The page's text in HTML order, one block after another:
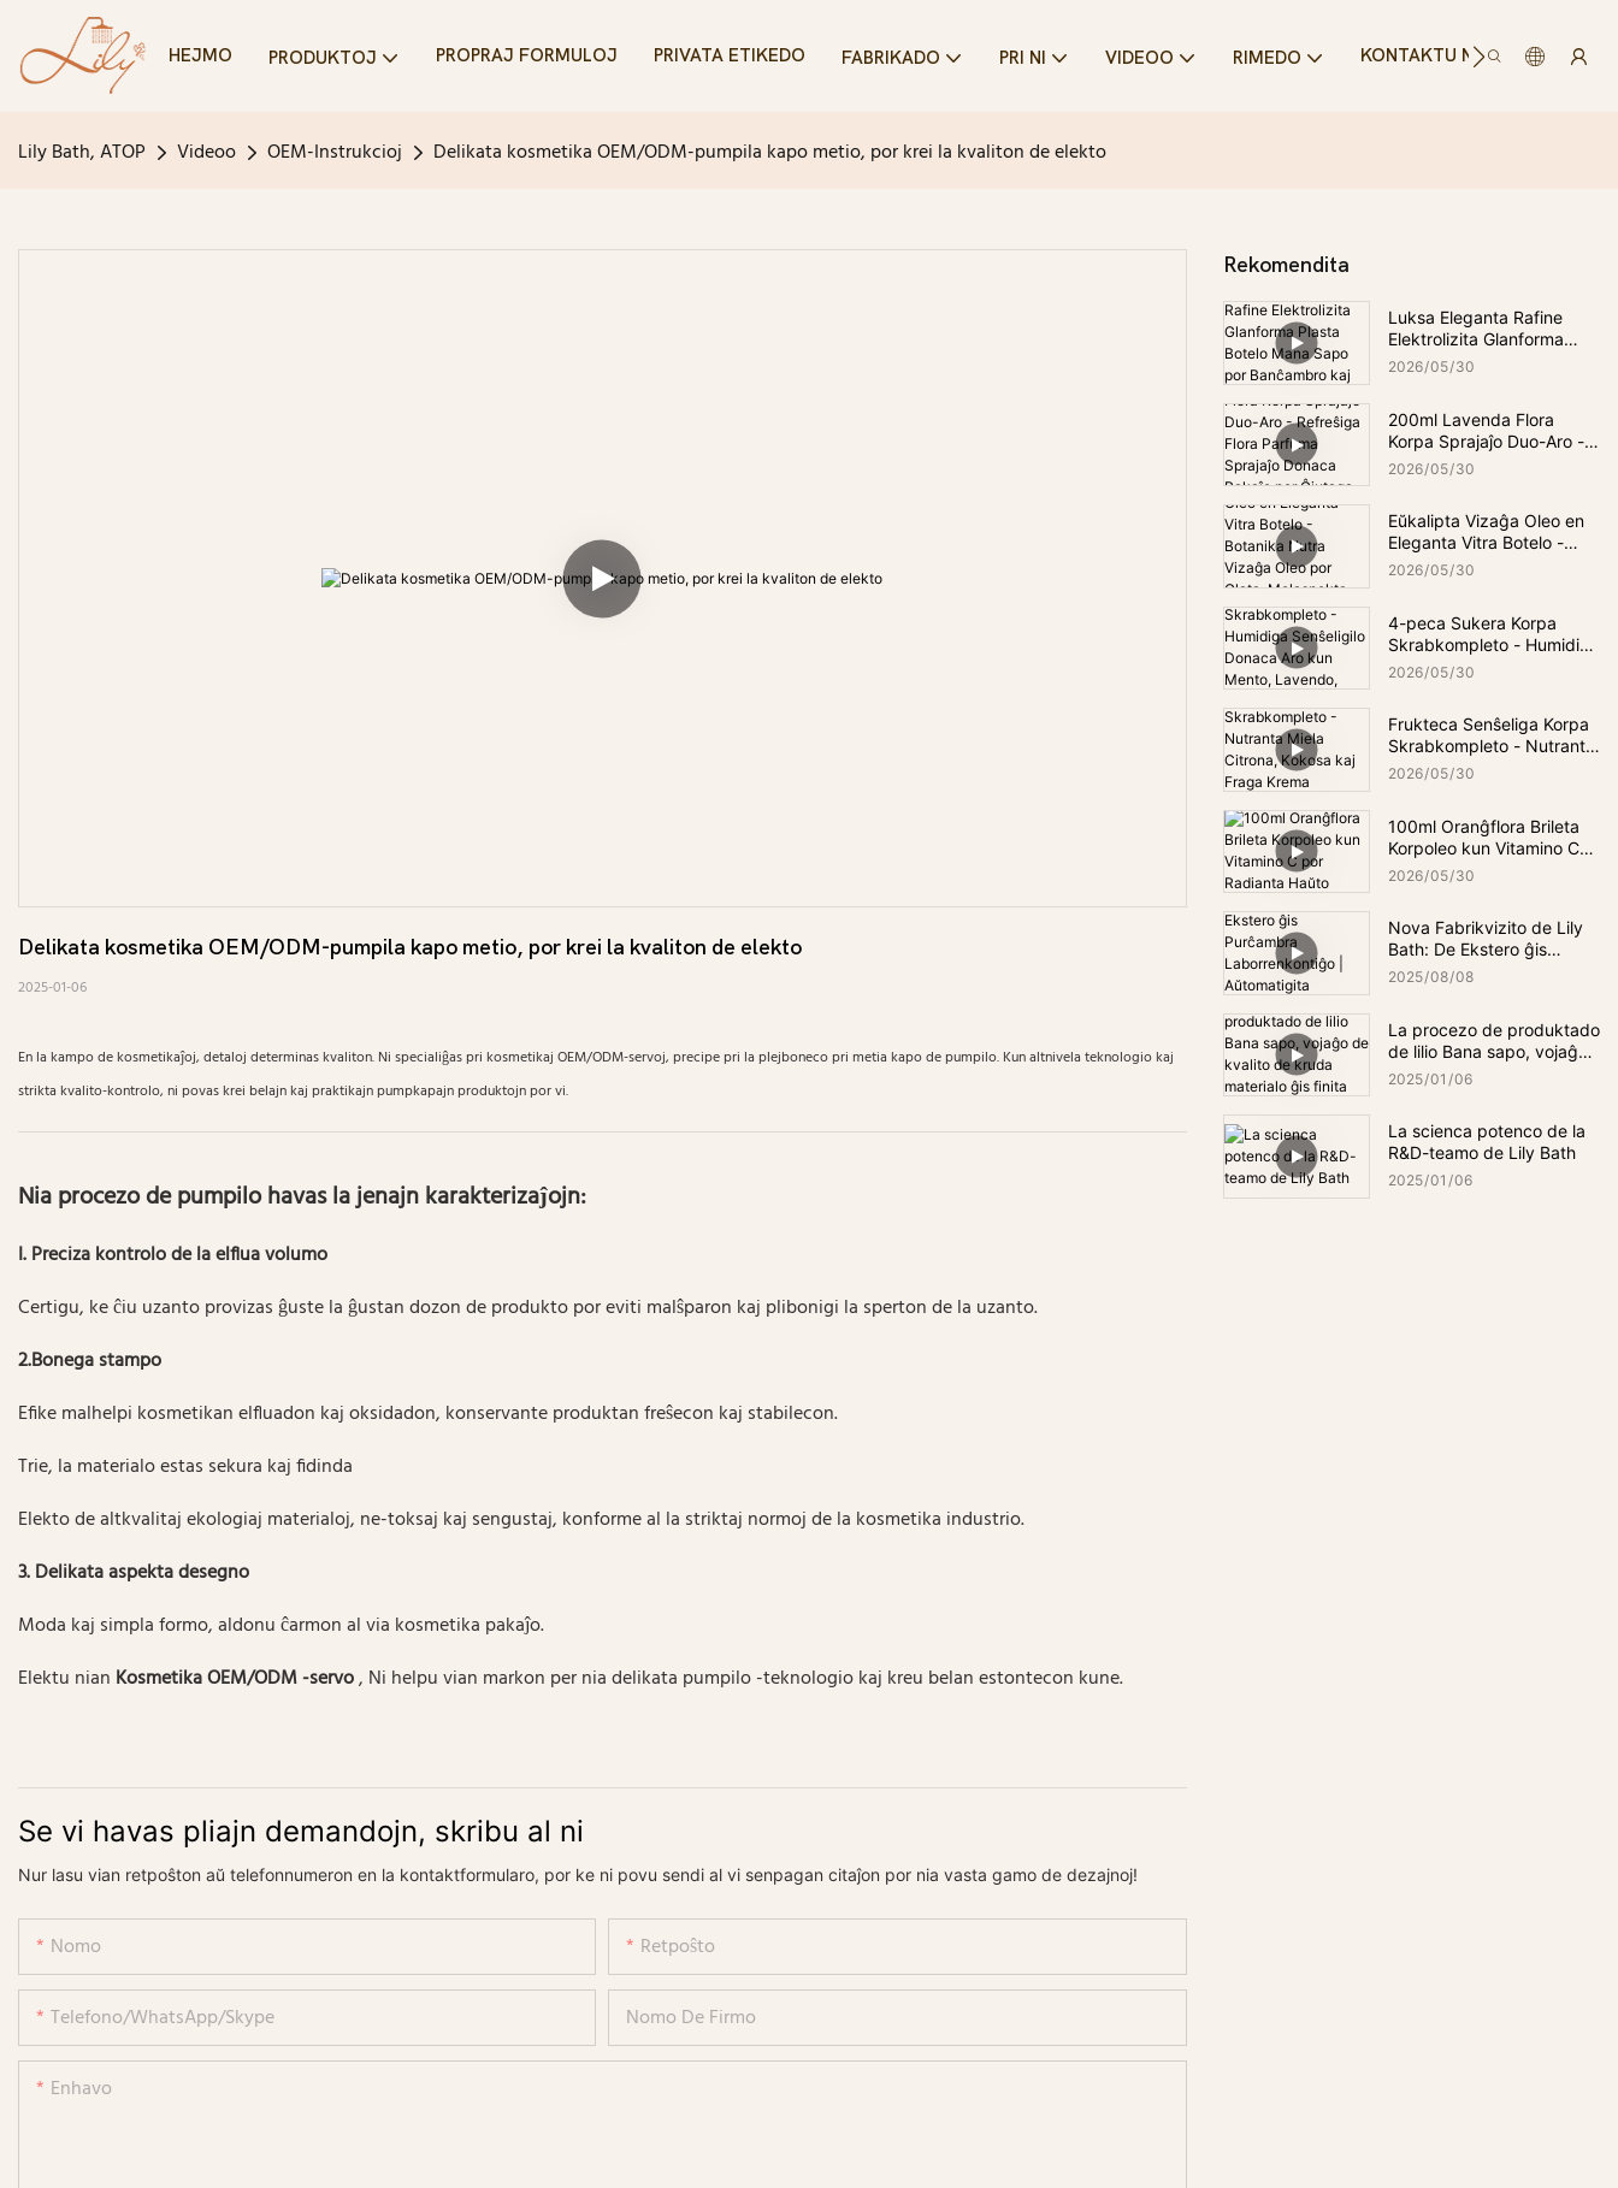
HEJMO PRODUKTOJ PROPRAJ FORMULOJ PRIVATA ETIKEDO FABRIKADO PRI NI VIDEOO RIMEDO KONTAKTU NIN
Lily Bath, ATOP Videoo OEM-Instrukcioj Delikata kosmetika OEM/ODM-pumpila kapo metio, por krei la kvaliton de elekto
Delikata kosmetika OEM/ODM-pumpila kapo metio, por krei la kvaliton de elekto
2025-01-06
En la kampo de kosmetikaĵoj, detaloj determinas kvaliton. Ni specialiĝas pri kosmetikaj OEM/ODM-servoj, precipe pri la plejboneco pri metia kapo de pumpilo. Kun altnivela teknologio kaj
strikta kvalito-kontrolo, ni povas krei belajn kaj praktikajn pumpkapajn produktojn por vi.
Nia procezo de pumpilo havas la jenajn karakterizaĵojn:
I. Preciza kontrolo de la elflua volumo
Certigu, ke ĉiu uzanto provizas ĝuste la ĝustan dozon de produkto por eviti malŝparon kaj plibonigi la sperton de la uzanto.
2.Bonega stampo
Efike malhelpi kosmetikan elfluadon kaj oksidadon, konservante produktan freŝecon kaj stabilecon.
Trie, la materialo estas sekura kaj fidinda
Elekto de altkvalitaj ekologiaj materialoj, ne-toksaj kaj sengustaj, konforme al la striktaj normoj de la kosmetika industrio.
3. Delikata aspekta desegno
Moda kaj simpla formo, aldonu ĉarmon al via kosmetika pakaĵo.
Elektu nian Kosmetika OEM/ODM -servo, Ni helpu vian markon per nia delikata pumpilo -teknologio kaj kreu belan estontecon kune.
Se vi havas pliajn demandojn, skribu al ni
Nur lasu vian retpoŝton aŭ telefonnumeron en la kontaktformularo, por ke ni povu sendi al vi senpagan citaĵon por nia vasta gamo de dezajnoj!
Nomo Retpoŝto
Telefono/WhatsApp/Skype Nomo De Firmo
Enhavo
Rekomendita
Luksa Eleganta Rafine
Elektrolizita Glanforma
Plasta Botelo Mana Sapo
2026 05 30
200ml Lavenda Flora
Korpa Sprajaĵo Duo-Aro -
Refreŝiga Flora Parfuma
2026 05 30
Eŭkalipta Vizaĝa Oleo en
Eleganta Vitra Botelo -
Botanika Nutra Vizaĝa
Haŭto
2026 05 30
4-peca Sukera Korpa
Skrabkompleto - Humidiga
Senŝeligilo Donaca Aro
2026 05 30
Frukteca Senŝeliga Korpa
Skrabkompleto - Nutranta
Miela Citrona, Kokosa kaj
Mola Haŭto
2026 05 30
100ml Oranĝflora Brileta
Korpoleo kun Vitamino C
por Radianta Haŭto
2026 05 30
Nova Fabrikvizito de Lily
Bath: De Ekstero ĝis
Purĉambra
Produktado
2025 08 08
La procezo de produktado
de lilio Bana sapo, vojaĝo
de kvalito de kruda
2025 01 06
La scienca potenco de la
R&D-teamo de Lily Bath
2025 01 06